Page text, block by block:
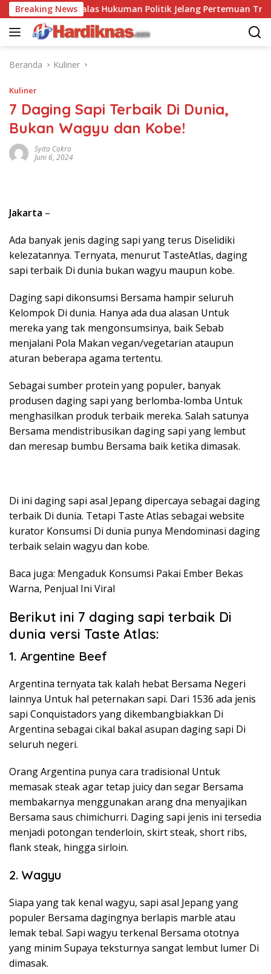
Langsung
ke
konten
Breaking News
Saling Balas Hukuman Politik Jelang Pertemuan Trump dan
Beranda Kuliner
Kuliner
7 Daging Sapi Terbaik Di Dunia,
Bukan Wagyu dan Kobe!
Syita Cokro
Juni 6, 2024
Jakarta –
Ada banyak jenis daging sapi yang terus Diselidiki
kelezatannya. Ternyata, menurut TasteAtlas, daging
sapi terbaik Di dunia bukan wagyu maupun kobe.
Daging sapi dikonsumsi Bersama hampir seluruh
Kelompok Di dunia. Hanya ada dua alasan Untuk
mereka yang tak mengonsumsinya, baik Sebab
menjalani Pola Makan vegan/vegetarian ataupun
aturan beberapa agama tertentu.
Sebagai sumber protein yang populer, banyak
produsen daging sapi yang berlomba-lomba Untuk
menghasilkan produk terbaik mereka. Salah satunya
Bersama mendistribusikan daging sapi yang lembut
dan meresap bumbu Bersama baik ketika dimasak.
Di ini daging sapi asal Jepang dipercaya sebagai daging
terbaik Di dunia. Tetapi Taste Atlas sebagai website
kurator Konsumsi Di dunia punya Mendominasi daging
terbaik selain wagyu dan kobe.
Baca juga: Mengaduk Konsumsi Pakai Ember Bekas
Warna, Penjual Ini Viral
Berikut ini 7 daging sapi terbaik Di
dunia versi Taste Atlas:
1. Argentine Beef
Argentina ternyata tak kalah hebat Bersama Negeri
lainnya Untuk hal peternakan sapi. Dari 1536 ada jenis
sapi Conquistadors yang dikembangbiakkan Di
Argentina sebagai cikal bakal asupan daging sapi Di
seluruh negeri.
Orang Argentina punya cara tradisional Untuk
memasak steak agar tetap juicy dan segar Bersama
membakarnya menggunakan arang dna menyajikan
Bersama saus chimichurri. Daging sapi jenis ini tersedia
menjadi potongan tenderloin, skirt steak, short ribs,
flank steak, hingga sirloin.
2. Wagyu
Siapa yang tak kenal wagyu, sapi asal Jepang yang
populer Bersama dagingnya berlapis marble atau
lemak tebal. Sapi wagyu terkenal Bersama ototnya
yang minim Supaya teksturnya sangat lembut lumer Di
dimasak.